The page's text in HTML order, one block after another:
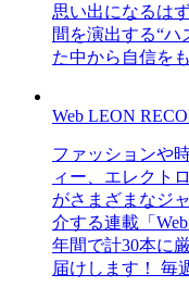
思い出になるは
間を演出する“
た中から自信を
Web LEON
ファッションや
ィー、エレクト
がさまざまなジ
介する連載「
年間で計30本に
届けします！ 毎